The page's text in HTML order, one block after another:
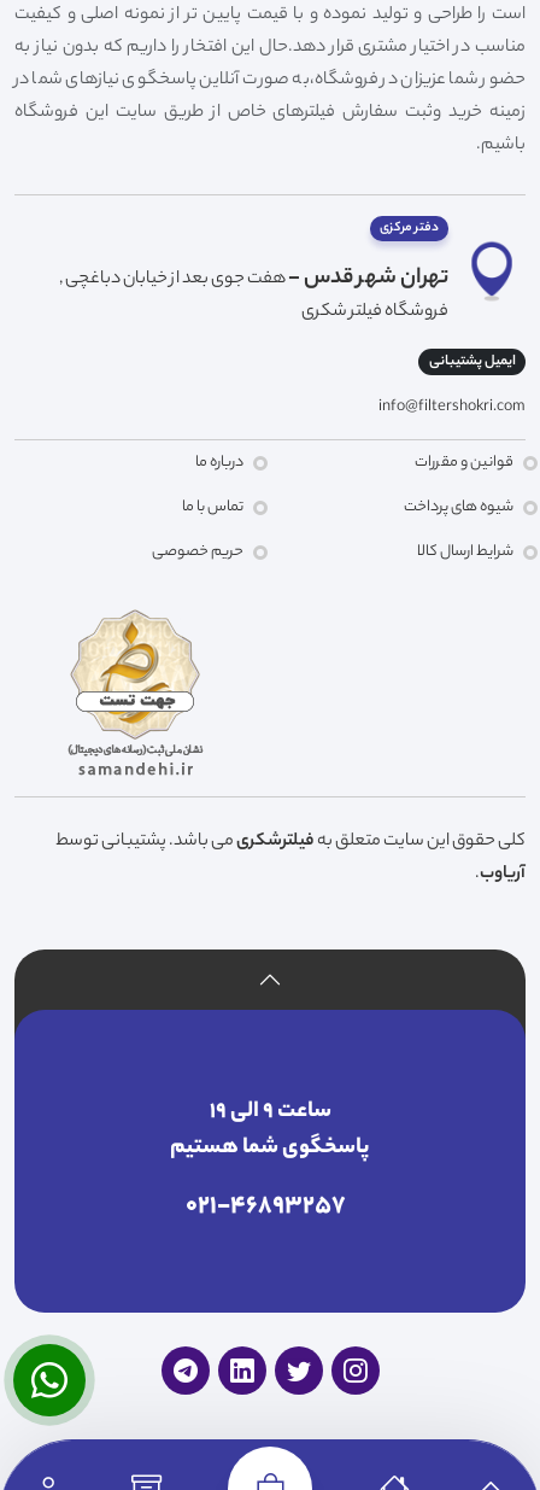
است را طراحی و تولید نموده و با قیمت پایین تر از نمونه اصلی و کیفیت
مناسب در اختیار مشتری قرار دهد.حال این افتخار را داریم که بدون نیاز به
حضور شما عزیزان در فروشگاه،به صورت آنلاین پاسخگوی نیازهای شما در
زمینه خرید وثبت سفارش فیلترهای خاص از طریق سایت این فروشگاه
باشیم.
دفتر مرکزی
تهران شهر قدس -هفت جوی بعد از خیابان دباغچی ,
فروشگاه فیلتر شکری
ایمیل پشتیبانی
info@filtershokri.com
قوانین و مقررات
شیوه های پرداخت
شرایط ارسال کالا
درباره ما
تماس با ما
حریم خصوصی
کلی حقوق این سایت متعلق بهفیلترشکریمی باشد. پشتیبانی توسط
آریاوب.
ساعت ۹ الی ۱۹
پاسخگوی شما هستیم
021-46893257